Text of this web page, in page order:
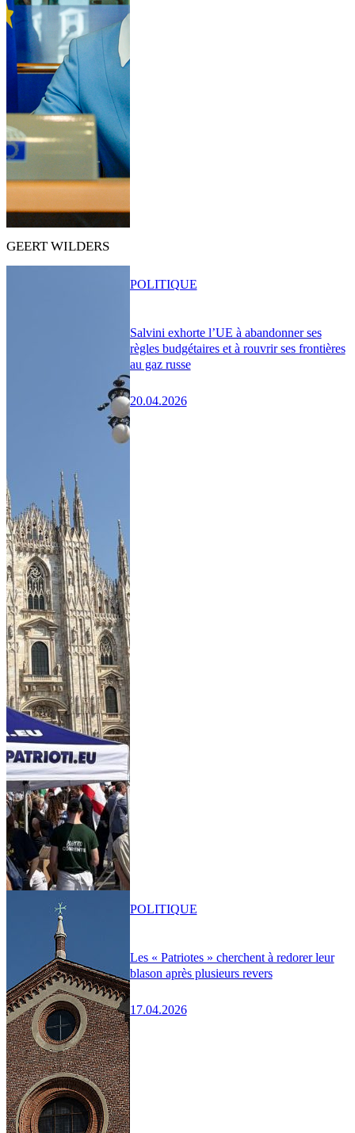
GEERT WILDERS
Salvini exhorte l’UE à abandonner ses
règles budgétaires et à rouvrir ses frontières
au gaz russe
20.04.2026
POLITIQUE
Les « Patriotes » cherchent à redorer leur
blason après plusieurs revers
17.04.2026
POLITIQUE